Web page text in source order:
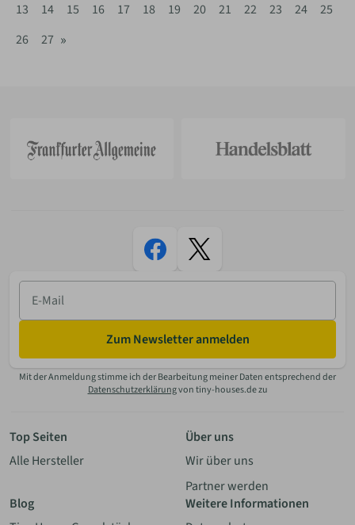
13
14 15 16 17 18 19 20 21 22 23 24
25
26
27 »
E-
Mail
Zum Newsletter anmelden
Mit der Anmeldung stimme ich der Bearbeitung meiner Daten entsprechend der
Datenschutzerklärungvon tiny-houses.de zu
Top Seiten
Alle Hersteller
Über uns
Wir über uns
Partner werden
Blog
Weitere Informationen